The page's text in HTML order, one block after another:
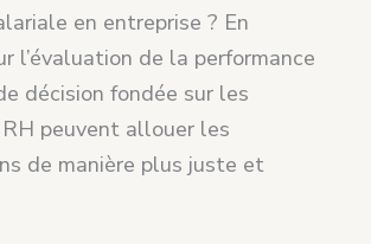
en entreprise ? En
l’évaluation de la performance
décision fondée sur les
peuvent allouer les
de manière plus juste et